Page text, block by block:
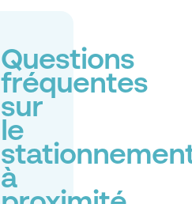
Questions
fréquentes
sur
le
à